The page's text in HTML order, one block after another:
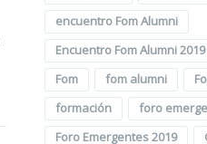
encuentro Fom Alumni
Encuentro Fom Alumni 2019
Fom
fom alumni
formación
foro
Foro Emergentes 2019